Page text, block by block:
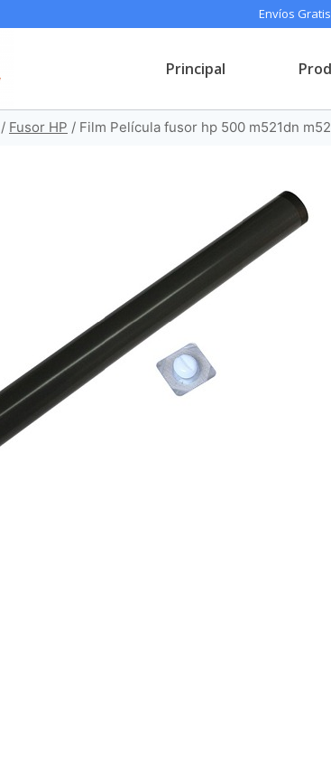
Envíos
Principal
/ Fusor HP / Film Película fusor hp 500 m521dn